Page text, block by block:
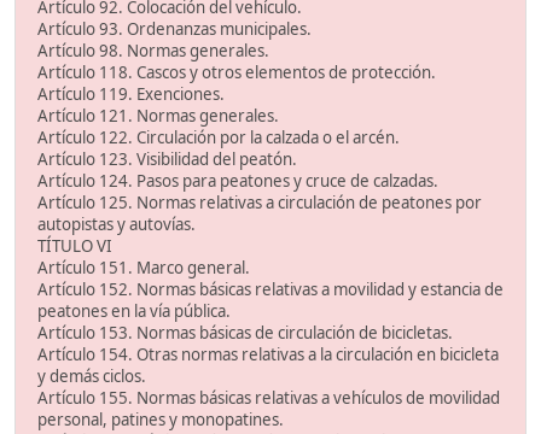
Artículo 92. Colocación del vehículo.
Artículo 93. Ordenanzas municipales.
Artículo 98. Normas generales.
Artículo 118. Cascos y otros elementos de protección.
Artículo 119. Exenciones.
Artículo 121. Normas generales.
Artículo 122. Circulación por la calzada o el arcén.
Artículo 123. Visibilidad del peatón.
Artículo 124. Pasos para peatones y cruce de calzadas.
Artículo 125. Normas relativas a circulación de peatones por
autopistas y autovías.
TÍTULO VI
Artículo 151. Marco general.
Artículo 152. Normas básicas relativas a movilidad y estancia de
peatones en la vía pública.
Artículo 153. Normas básicas de circulación de bicicletas.
Artículo 154. Otras normas relativas a la circulación en bicicleta
y demás ciclos.
Artículo 155. Normas básicas relativas a vehículos de movilidad
personal, patines y monopatines.